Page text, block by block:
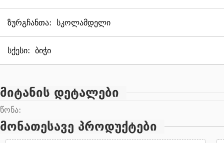
ზურგჩანთა: სკოლამდელი
სქესი: ბიჭი
მიტანის დეტალები
წონა:
მონათესავე პროდუქტები